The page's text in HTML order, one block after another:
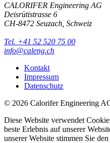
CALORIFER Engineering AG
Deisrütistrasse 6
CH-8472 Seuzach, Schweiz
Tel. +41 52 520 75 00
info@caleng.ch
Kontakt
Impressum
Datenschutz
© 2026 Calorifer Engineering
Diese Website verwendet
beste Erlebnis auf unserer
unserer Website stimmen Sie